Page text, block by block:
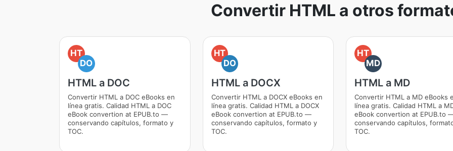
Convertir HTML a otros
HT
DO
HTML a DOC
Convertir HTML a DOC eBooks en
línea gratis. Calidad HTML a DOC
eBook convertion at EPUB.to —
conservando capítulos, formato y
TOC.
HT
DO
HTML a DOCX
Convertir HTML a DOCX eBooks en
línea gratis. Calidad HTML a DOCX
eBook convertion at EPUB.to —
conservando capítulos, formato y
TOC.
HT
MD
HTML a MD
Convertir HTML a MD eBooks
línea gratis. Calidad HTML a
eBook convertion at EPUB.to
conservando capítulos,
TOC.